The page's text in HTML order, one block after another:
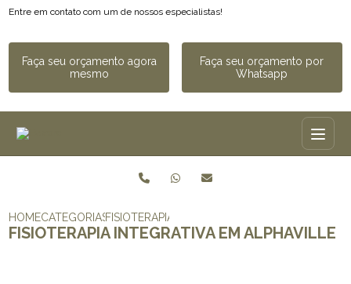
Entre em contato com um de nossos especialistas!
Faça seu orçamento agora
mesmo
Faça seu orçamento por
Whatsapp
HOMECATEGORIASFISIOTERAPIA INTEGRATIVA​ EM ALPHAVILLE
FISIOTERAPIA INTEGRATIVA​ EM ALPHAVILLE